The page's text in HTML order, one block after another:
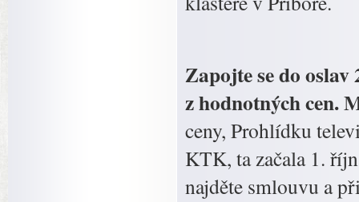
Zapojte se do
z hodnotných cen.
ceny, Prohlídku
KTK, ta začala 1.
najděte smlouvu a